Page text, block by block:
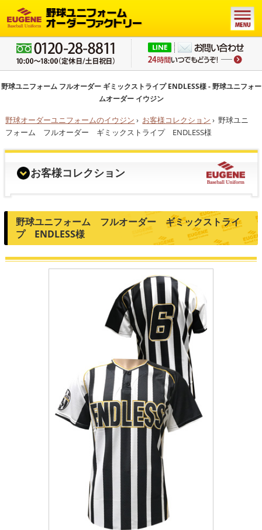
野球ユニフォーム フルオーダー ギミックストライプ ENDLESS様 - 野球ユニフォー
ムオーダー イウジン
野球オーダーユニフォームのイウジン › お客様コレクション › 野球ユニ
フォーム フルオーダー ギミックストライプ ENDLESS様
お客様コレクション
野球ユニフォーム フルオーダー ギミックストライ
プ ENDLESS様